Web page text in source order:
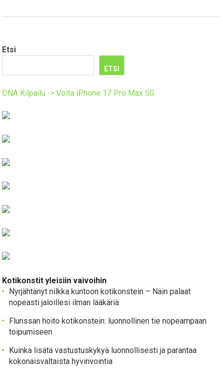
Etsi
ETSI
DNA Kilpailu -> Voita iPhone 17 Pro Max 5G
Kotikonstit yleisiin vaivoihin
Nyrjähtänyt nilkka kuntoon kotikonstein – Näin palaat
nopeasti jaloillesi ilman lääkäriä
Flunssan hoito kotikonstein: luonnollinen tie nopeampaan
toipumiseen
Kuinka lisätä vastustuskykyä luonnollisesti ja parantaa
kokonaisvaltaista hyvinvointia